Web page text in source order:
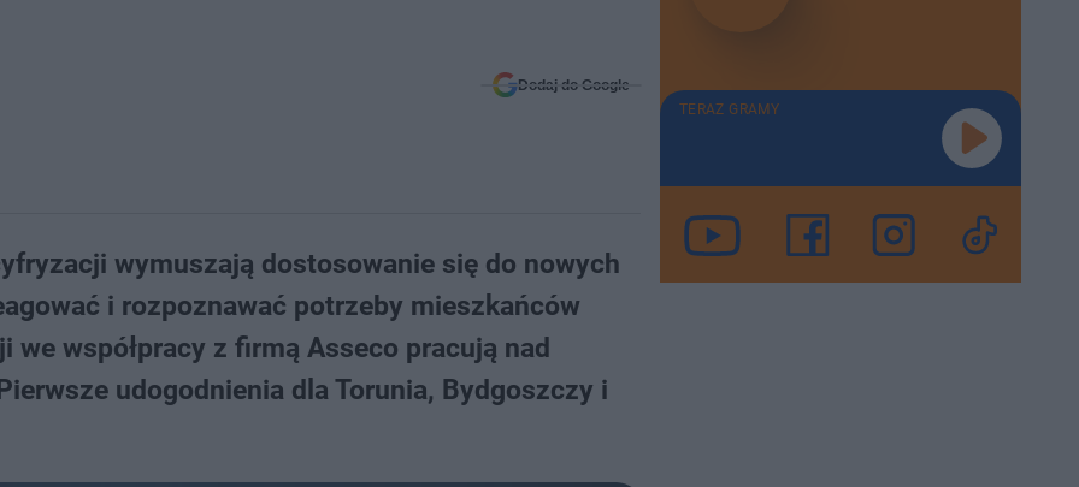
Dodaj do Google
wymuszają dostosowanie się do nowych
i rozpoznawać potrzeby mieszkańców
współpracy z firmą Asseco pracują nad
udogodnienia dla Torunia, Bydgoszczy i
TERAZ GRAMY